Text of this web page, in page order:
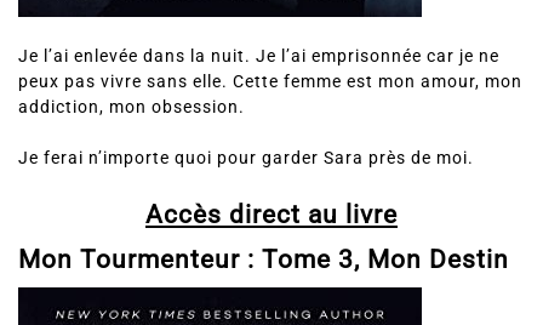
Je l’ai enlevée dans la nuit. Je l’ai emprisonnée car je ne
peux pas vivre sans elle. Cette femme est mon amour, mon
addiction, mon obsession.
Je ferai n’importe quoi pour garder Sara près de moi.
Accès direct au livre
Mon Tourmenteur : Tome 3, Mon Destin